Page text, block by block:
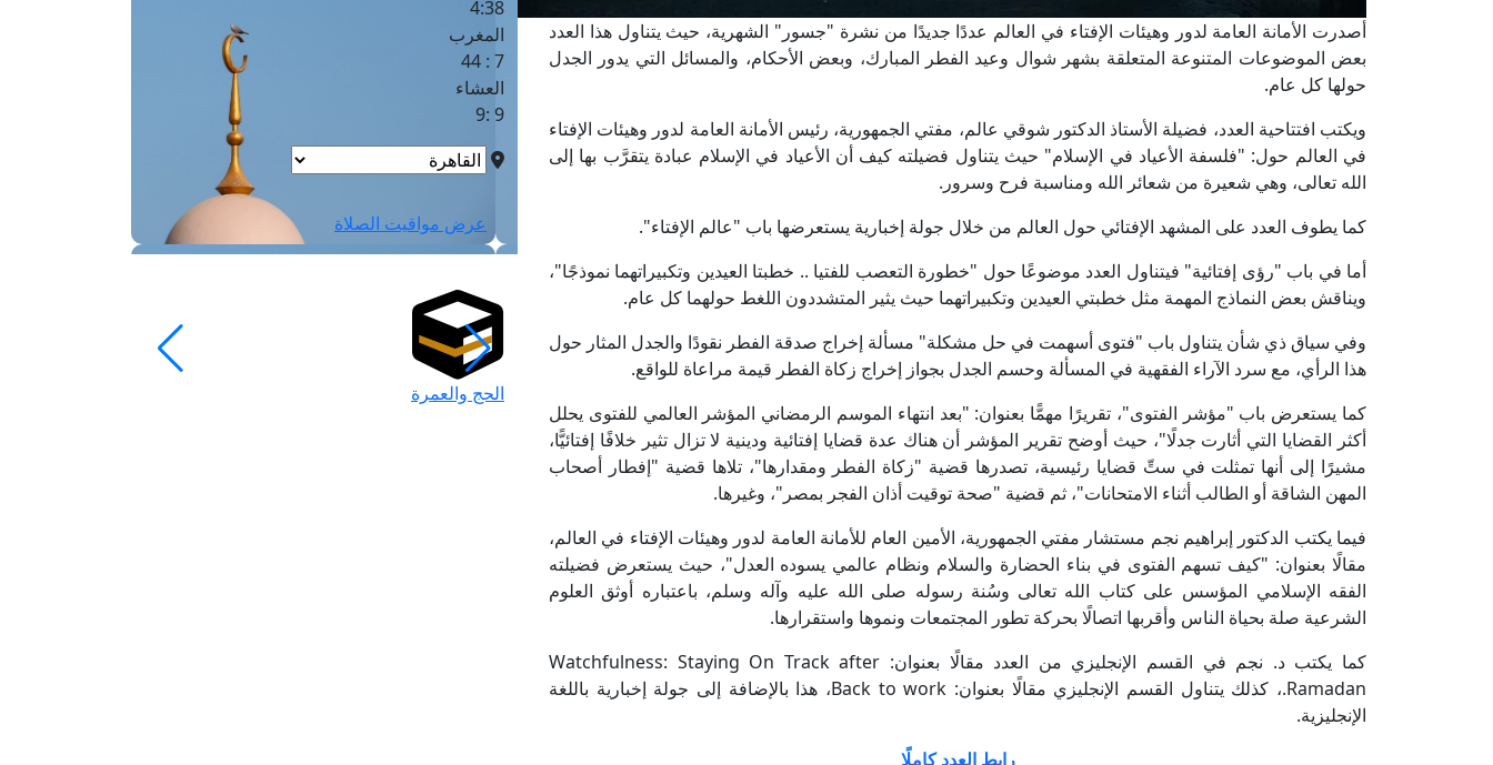
أصدرت الأمانة العامة لدور وهيئات الإفتاء في العالم عددًا جديدًا من نشرة "جسور" الشهرية، حيث يتناول هذا العدد
بعض الموضوعات المتنوعة المتعلقة بشهر شوال وعيد الفطر المبارك، وبعض الأحكام، والمسائل التي يدور الجدل
حولها كل عام.
ويكتب افتتاحية العدد، فضيلة الأستاذ الدكتور شوقي عالم، مفتي الجمهورية، رئيس الأمانة العامة لدور وهيئات الإفتاء
في العالم حول: "فلسفة الأعياد في الإسلام" حيث يتناول فضيلته كيف أن الأعياد في الإسلام عبادة يتقرَّب بها إلى
الله تعالى، وهي شعيرة من شعائر الله ومناسبة فرح وسرور.
كما يطوف العدد على المشهد الإفتائي حول العالم من خلال جولة إخبارية يستعرضها باب "عالم الإفتاء".
أما في باب "رؤى إفتائية" فيتناول العدد موضوعًا حول "خطورة التعصب للفتيا .. خطبتا العيدين وتكبيراتهما نموذجًا"،
ويناقش بعض النماذج المهمة مثل خطبتي العيدين وتكبيراتهما حيث يثير المتشددون اللغط حولهما كل عام.
وفي سياق ذي شأن يتناول باب "فتوى أسهمت في حل مشكلة" مسألة إخراج صدقة الفطر نقودًا والجدل المثار حول
هذا الرأي، مع سرد الآراء الفقهية في المسألة وحسم الجدل بجواز إخراج زكاة الفطر قيمة مراعاة للواقع.
كما يستعرض باب "مؤشر الفتوى"، تقريرًا مهمًّا بعنوان: "بعد انتهاء الموسم الرمضاني المؤشر العالمي للفتوى يحلل
أكثر القضايا التي أثارت جدلًا"، حيث أوضح تقرير المؤشر أن هناك عدة قضايا إفتائية ودينية لا تزال تثير خلافًا إفتائيًّا،
مشيرًا إلى أنها تمثلت في ستِّ قضايا رئيسية، تصدرها قضية "زكاة الفطر ومقدارها"، تلاها قضية "إفطار أصحاب
المهن الشاقة أو الطالب أثناء الامتحانات"، ثم قضية "صحة توقيت أذان الفجر بمصر"، وغيرها.
فيما يكتب الدكتور إبراهيم نجم مستشار مفتي الجمهورية، الأمين العام للأمانة العامة لدور وهيئات الإفتاء في العالم،
مقالًا بعنوان: "كيف تسهم الفتوى في بناء الحضارة والسلام ونظام عالمي يسوده العدل"، حيث يستعرض فضيلته
الفقه الإسلامي المؤسس على كتاب الله تعالى وسُنة رسوله صلى الله عليه وآله وسلم، باعتباره أوثق العلوم
الشرعية صلة بحياة الناس وأقربها اتصالًا بحركة تطور المجتمعات ونموها واستقرارها.
كما يكتب د. نجم في القسم الإنجليزي من العدد مقالًا بعنوان: Watchfulness: Staying On Track after
Ramadan.، كذلك يتناول القسم الإنجليزي مقالًا بعنوان: Back to work، هذا بالإضافة إلى جولة إخبارية باللغة
الإنجليزية.
رابط العدد كاملًا
4:38
المغرب
7 : 44
العشاء
9 :9
عرض مواقيت الصلاة
الحج والعمرة